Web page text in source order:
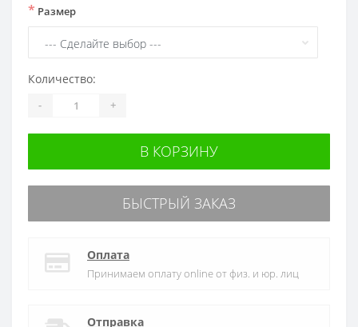
* Размер
Количество:
- +
В КОРЗИНУ
БЫСТРЫЙ ЗАКАЗ
Оплата
Принимаем оплату online от физ. и юр. лиц
Отправка